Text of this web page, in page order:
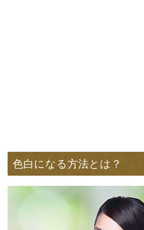
色白になる方法とは？